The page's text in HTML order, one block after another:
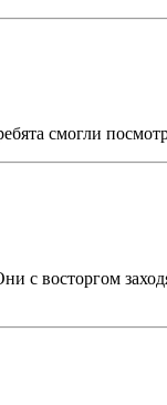
смогли
восторгом